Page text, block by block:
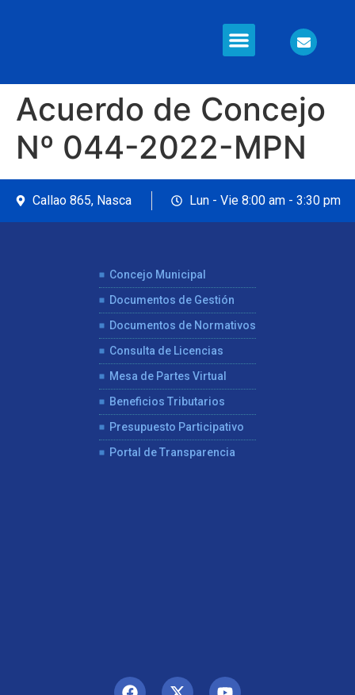
Acuerdo de Concejo
Nº 044-2022-MPN
Callao 865, Nasca Lun - Vie 8:00 am - 3:30 pm
Concejo Municipal
Documentos de Gestión
Documentos de Normativos
Consulta de Licencias
Mesa de Partes Virtual
Beneficios Tributarios
Presupuesto Participativo
Portal de Transparencia